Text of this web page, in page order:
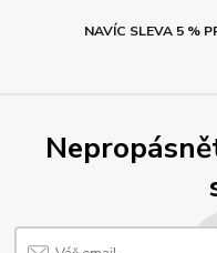
NAVÍC SLEVA 5 %